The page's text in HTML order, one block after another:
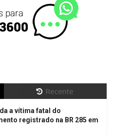
Recente
a vítima fatal do
registrado na BR 285 em